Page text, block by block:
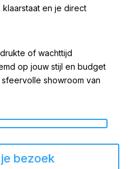
en je direct
of wachttijd
op jouw stijl en budget
showroom van
bezoek